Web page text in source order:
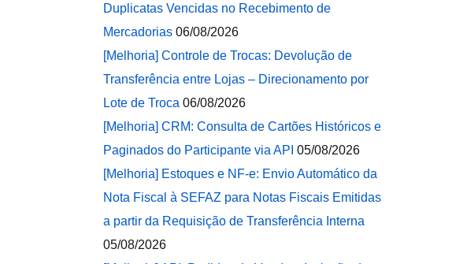
Duplicatas Vencidas no Recebimento de
Mercadorias 06/08/2026
[Melhoria] Controle de Trocas: Devolução de
Transferência entre Lojas – Direcionamento por
Lote de Troca 06/08/2026
[Melhoria] CRM: Consulta de Cartões Históricos e
Paginados do Participante via API 05/08/2026
[Melhoria] Estoques e NF-e: Envio Automático da
Nota Fiscal à SEFAZ para Notas Fiscais Emitidas
a partir da Requisição de Transferência Interna
05/08/2026